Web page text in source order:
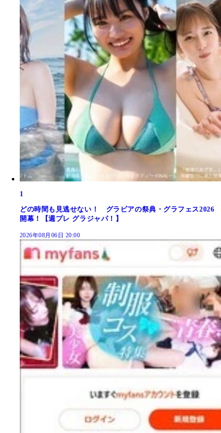
1
どの時間も見逃せない！ グラビアの祭典・グラフェス2026
開幕！【週プレ グラジャパ！】
2026年08月06日 20:00